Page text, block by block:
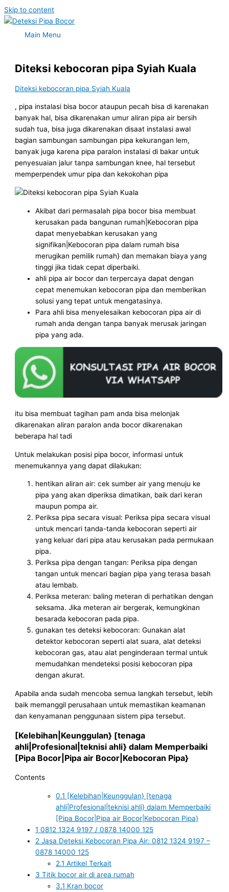
Skip to content
Main Menu
Diteksi kebocoran pipa Syiah Kuala
Diteksi kebocoran pipa Syiah Kuala
, pipa instalasi bisa bocor ataupun pecah bisa di karenakan
banyak hal, bisa dikarenakan umur aliran pipa air bersih
sudah tua, bisa juga dikarenakan disaat instalasi awal
bagian sambungan sambungan pipa kekurangan lem,
banyak juga karena pipa paralon instalasi di bakar untuk
penyesuaian jalur tanpa sambungan knee, hal tersebut
memperpendek umur pipa dan kekokohan pipa
Akibat dari permasalah pipa bocor bisa membuat
kerusakan pada bangunan rumah|Kebocoran pipa
dapat menyebabkan kerusakan yang
signifikan|Kebocoran pipa dalam rumah bisa
merugikan pemilik rumah} dan memakan biaya yang
tinggi jika tidak cepat diperbaiki.
ahli pipa air bocor dan terpercaya dapat dengan
cepat menemukan kebocoran pipa dan memberikan
solusi yang tepat untuk mengatasinya.
Para ahli bisa menyelesaikan kebocoran pipa air di
rumah anda dengan tanpa banyak merusak jaringan
pipa yang ada.
itu bisa membuat tagihan pam anda bisa melonjak
dikarenakan aliran paralon anda bocor dikarenakan
beberapa hal tadi
Untuk melakukan posisi pipa bocor, informasi untuk
menemukannya yang dapat dilakukan:
hentikan aliran air: cek sumber air yang menuju ke
pipa yang akan diperiksa dimatikan, baik dari keran
maupun pompa air.
Periksa pipa secara visual: Periksa pipa secara visual
untuk mencari tanda-tanda kebocoran seperti air
yang keluar dari pipa atau kerusakan pada permukaan
pipa.
Periksa pipa dengan tangan: Periksa pipa dengan
tangan untuk mencari bagian pipa yang terasa basah
atau lembab.
Periksa meteran: baling meteran di perhatikan dengan
seksama. Jika meteran air bergerak, kemungkinan
besarada kebocoran pada pipa.
gunakan tes deteksi kebocoran: Gunakan alat
detektor kebocoran seperti alat suara, alat deteksi
kebocoran gas, atau alat penginderaan termal untuk
memudahkan mendeteksi posisi kebocoran pipa
dengan akurat.
Apabila anda sudah mencoba semua langkah tersebut, lebih
baik memanggil perusahaan untuk memastikan keamanan
dan kenyamanan penggunaan sistem pipa tersebut.
[Kelebihan|Keunggulan} [tenaga
ahli|Profesional|teknisi ahli} dalam Memperbaiki
[Pipa Bocor|Pipa air Bocor|Kebocoran Pipa}
Contents
0.1 [Kelebihan|Keunggulan} [tenaga
ahli|Profesional|teknisi ahli} dalam Memperbaiki
[Pipa Bocor|Pipa air Bocor|Kebocoran Pipa}
1 0812 1324 9197 / 0878 14000 125
2 Jasa Deteksi Kebocoran Pipa Air: 0812 1324 9197 –
0878 14000 125
2.1 Artikel Terkait
3 Titik bocor air di area rumah
3.1 Kran bocor